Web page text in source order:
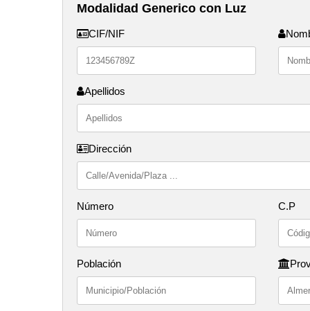
Modalidad Generico con Luz
CIF/NIF
Apellidos
Dirección
Número C.P
Población